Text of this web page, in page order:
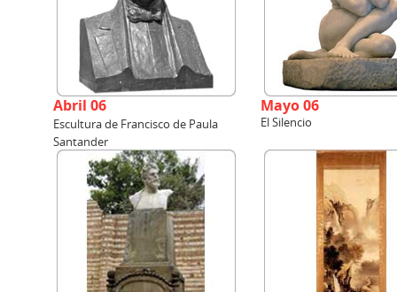
Abril 06
Escultura de Francisco de Paula
Santander
Mayo 06
El Silencio